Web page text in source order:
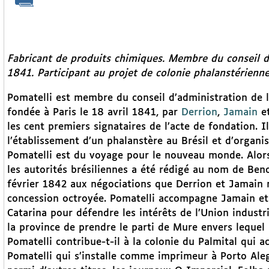
Fabricant de produits chimiques. Membre du conseil
1841. Participant au projet de colonie
Pomatelli est membre du conseil d’administration
fondée à Paris le 18 avril 1841, par Derrion, Jamain
les cent premiers signataires de l’acte de fondation.
l’établissement d’un phalanstère au Brésil et
Pomatelli est du voyage pour le nouveau monde.
les autorités brésiliennes a été rédigé au nom de
février 1842 aux négociations que Derrion et
concession octroyée. Pomatelli accompagne Jamain
Catarina pour défendre les intérêts de l’Union
la province de prendre le parti de Mure envers
Pomatelli contribue-t-il à la colonie du Palmital qui
Pomatelli qui s’installe comme imprimeur à Porto